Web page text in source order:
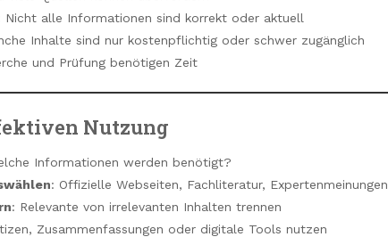
Nicht alle Informationen sind korrekt oder aktuell
Inhalte sind nur kostenpflichtig oder schwer zugänglich
und Prüfung benötigen Zeit
Nutzung
Informationen werden benötigt?
: Offizielle Webseiten, Fachliteratur, Expertenmeinungen
: Relevante von irrelevanten Inhalten trennen
Zusammenfassungen oder digitale Tools nutzen